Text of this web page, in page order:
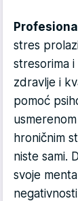
stres
stresorima
zdravlje i
pomoć
hroničnim
niste sami.
svoje